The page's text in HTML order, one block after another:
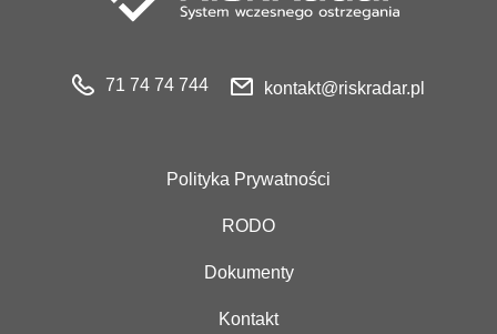
71 74 74 744 kontakt@riskradar.pl
Polityka Prywatności
RODO
Dokumenty
Kontakt